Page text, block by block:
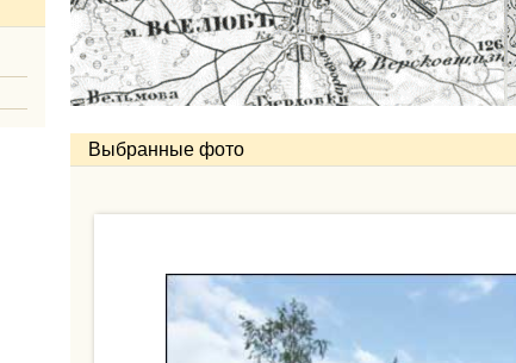
Выбранные фото